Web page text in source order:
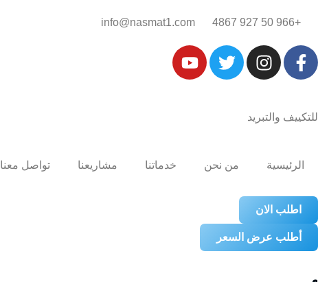
+966 50 927 4867‎‏
info@nasmat1.com
للتكييف والتبريد
الرئيسية من نحن خدماتنا مشاريعنا تواصل معنا
اطلب الان
أطلب عرض السعر